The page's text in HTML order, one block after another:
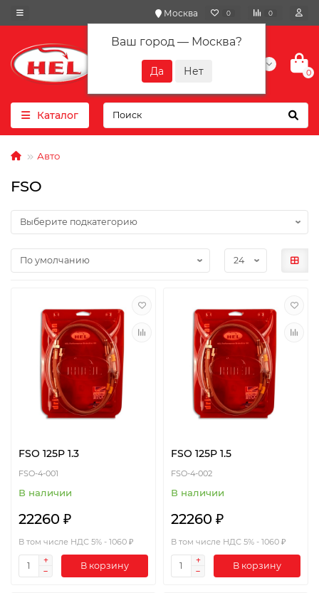
Москва
Ваш город — Москва?
0 0
+7(901) 417-10-01
0
Каталог
Авто
FSO
FSO 125P 1.3
FSO-4-001
В наличии
22260 ₽
В том числе НДС 5% - 1060 ₽
В корзину
FSO 125P 1.5
FSO-4-002
В наличии
22260 ₽
В том числе НДС 5% - 1060 ₽
В корзину